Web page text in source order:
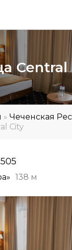
Central
» Чеченская
City
138 м